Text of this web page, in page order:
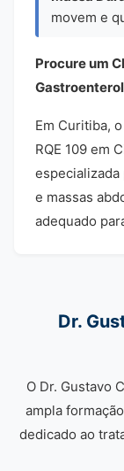
movem e
Procure um
Em Curitiba,
RQE 109 em
e massas
adequado
Dr.
O Dr. Gustavo
ampla
dedicado ao